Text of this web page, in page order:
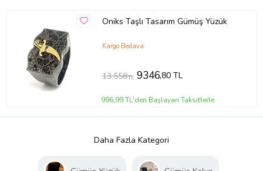
Oniks Taşlı Tasarım Gümüş Yüzük
Kargo Bedava
13.558TL 9346,80 TL
996,99 TL'den Başlayan Taksitlerle
Daha Fazla Kategori